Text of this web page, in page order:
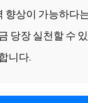
향상이 가능하다
당장 실천할 수
니다.